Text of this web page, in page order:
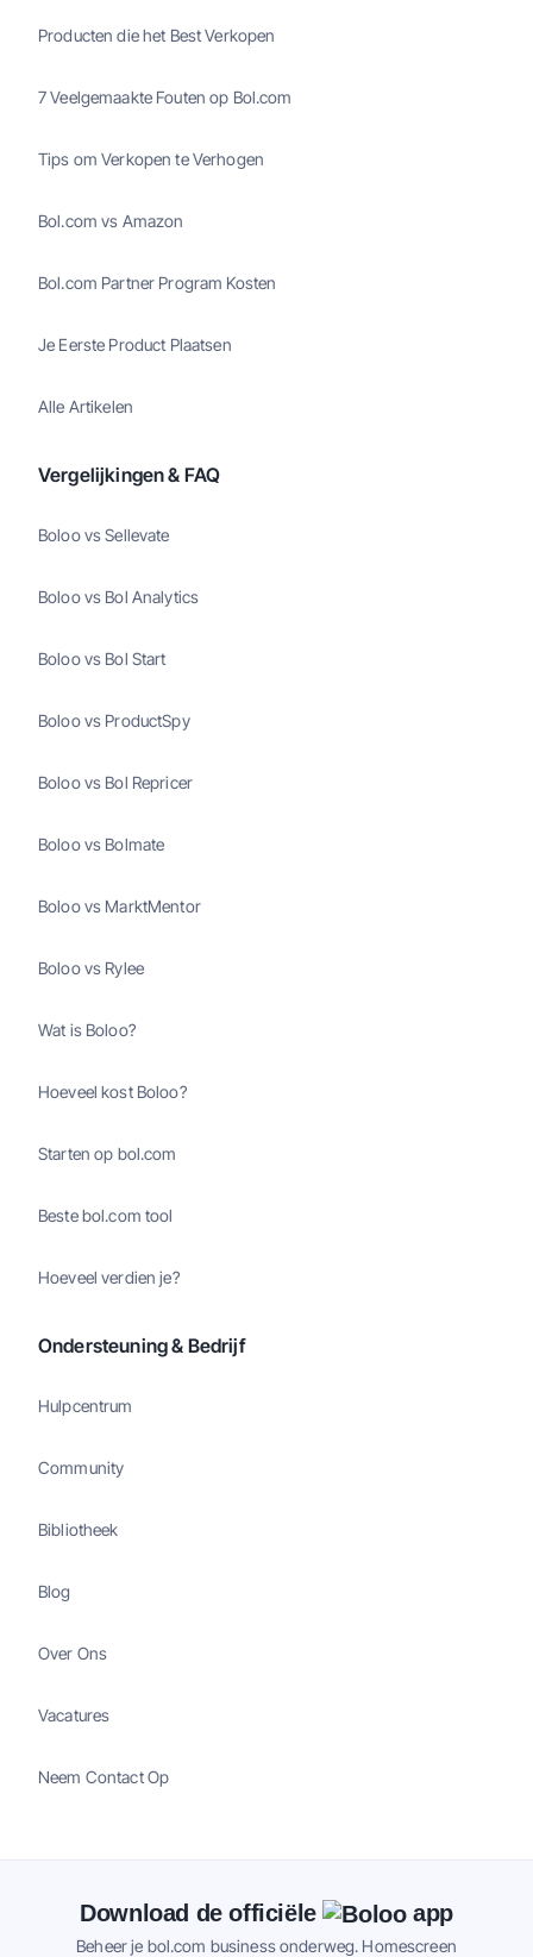
Producten die het Best Verkopen
7 Veelgemaakte Fouten op Bol.com
Tips om Verkopen te Verhogen
Bol.com vs Amazon
Bol.com Partner Program Kosten
Je Eerste Product Plaatsen
Alle Artikelen
Vergelijkingen & FAQ
Boloo vs Sellevate
Boloo vs Bol Analytics
Boloo vs Bol Start
Boloo vs ProductSpy
Boloo vs Bol Repricer
Boloo vs Bolmate
Boloo vs MarktMentor
Boloo vs Rylee
Wat is Boloo?
Hoeveel kost Boloo?
Starten op bol.com
Beste bol.com tool
Hoeveel verdien je?
Ondersteuning & Bedrijf
Hulpcentrum
Community
Bibliotheek
Blog
Over Ons
Vacatures
Neem Contact Op
Download de officiële app
Beheer je bol.com business onderweg. Homescreen